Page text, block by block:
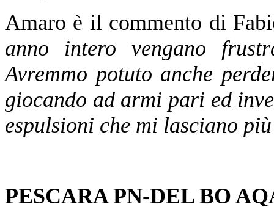
Amaro è il commento di
anno intero vengano
Avremmo potuto anche
giocando ad armi pari ed
espulsioni che mi lasciano
PESCARA PN-DEL BO